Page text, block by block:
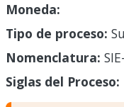
Moneda:
Tipo de proceso:
Nomenclatura:
Siglas del Proceso: